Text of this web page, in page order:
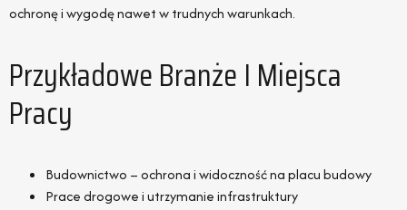
ochronę i wygodę nawet w trudnych warunkach.
Przykładowe Branże I Miejsca
Pracy
Budownictwo – ochrona i widoczność na placu budowy
Prace drogowe i utrzymanie infrastruktury